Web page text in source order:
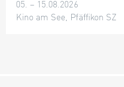
05. – 15.08.2026
Kino am See, Pfäffikon SZ